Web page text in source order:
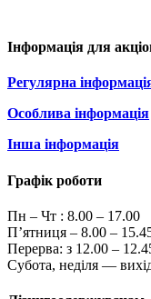
Інформація для
Регулярна
Особлива інформація
Інша інформація
Графік роботи
Пн – Чт : 8.00 – 17.00
П’ятниця – 8.00 –
Перерва: з 12.00 –
Субота, неділя —